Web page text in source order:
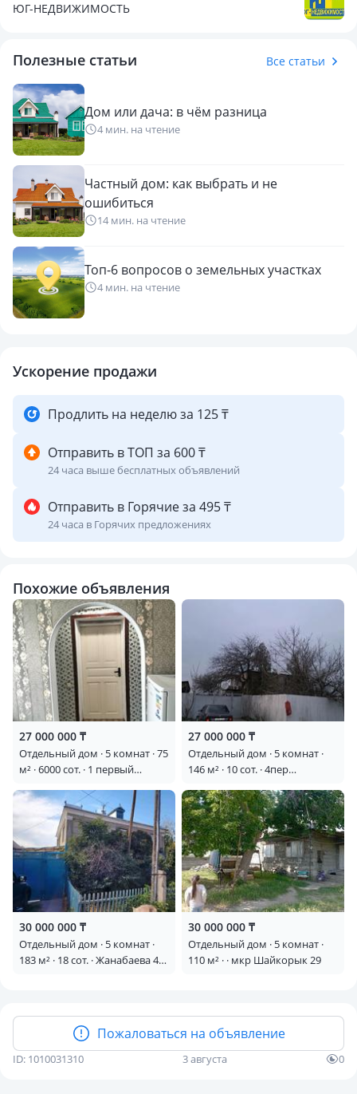
ЮГ-НЕДВИЖИМОСТЬ
Полезные статьи Все статьи
Дом или дача: в чём разница
4 мин. на чтение
Частный дом: как выбрать и не
ошибиться
14 мин. на чтение
Топ-6 вопросов о земельных участках
4 мин. на чтение
Ускорение продажи
Продлить на неделю за 125 ₸
Отправить в ТОП за 600 ₸
24 часа выше бесплатных объявлений
Отправить в Горячие за 495 ₸
24 часа в Горячих предложениях
Похожие объявления
27 000 000 ₸
Отдельный дом · 5 комнат · 75
м² · 6000 сот. · 1 первый
— Район залинии
27 000 000 ₸
Отдельный дом · 5 комнат ·
146 м² · 10 сот. · 4пер
30 000 000 ₸
Отдельный дом · 5 комнат ·
183 м² · 18 сот. · Жанабаева 47
30 000 000 ₸
Отдельный дом · 5 комнат ·
110 м² · · мкр Шайкорык 29
Пожаловаться на объявление
ID: 1010031310 3 августа 0